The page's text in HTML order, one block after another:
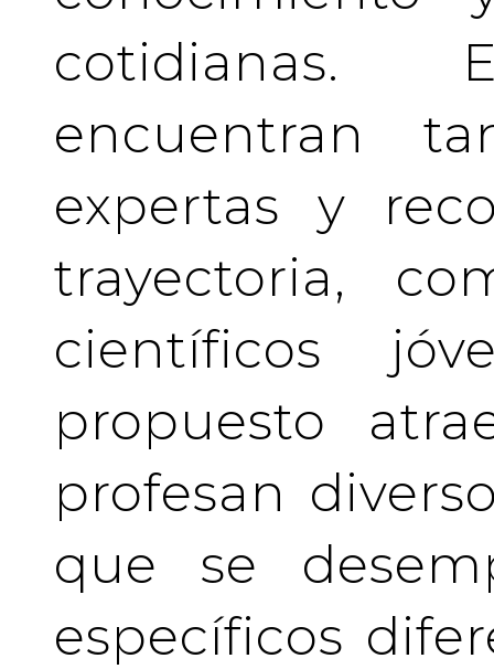
encuentran
expertas y
trayectoria,
científicos
propuesto
profesan
que se
específicos